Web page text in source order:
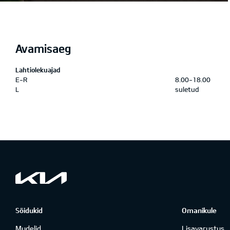
Avamisaeg
Lahtiolekuajad
E-R
8.00-18.00
L
suletud
Sõidukid
Mudelid
Omanikule
Lisavarustus